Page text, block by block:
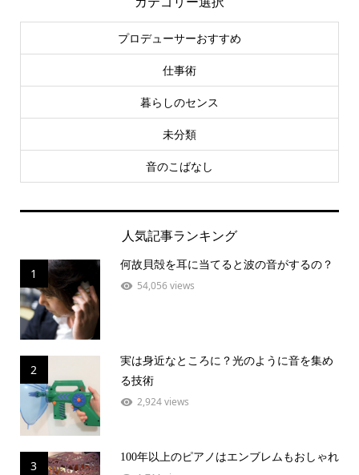
プロデューサーおすすめ
仕事術
暮らしのセンス
未分類
音のこばなし
人気記事ランキング
1
何故貝殻を耳に当てると波の音がするの？
54,056 views
2
実は身近なところに？光のように音を集め
る技術
2,924 views
3
100年以上のピアノはエンブレムもおしゃれ